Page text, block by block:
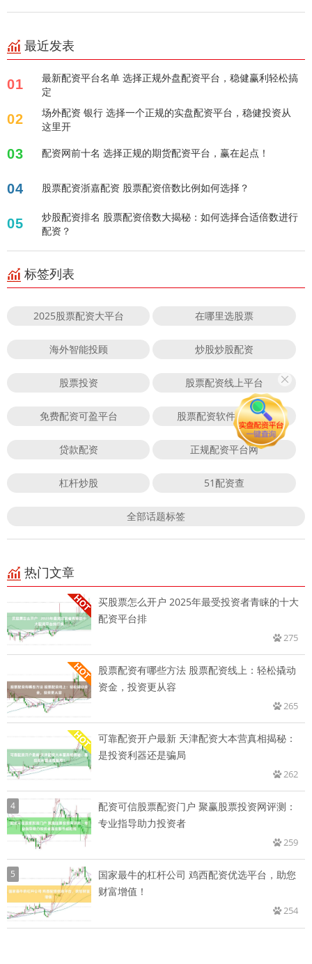
最近发表
01
最新配资平台名单 选择正规外盘配资平台，稳健赢利轻松搞
定
02
场外配资 银行 选择一个正规的实盘配资平台，稳健投资从
这里开
03 配资网前十名 选择正规的期货配资平台，赢在起点！
04 股票配资浙嘉配资 股票配资倍数比例如何选择？
05
炒股配资排名 股票配资倍数大揭秘：如何选择合适倍数进行
配资？
标签列表
2025股票配资大平台 在哪里选股票
海外智能投顾 炒股炒股配资
股票投资 股票配资线上平台
免费配资可盈平台 股票配资软件APP下载
贷款配资 正规配资平台网
杠杆炒股 51配资查
全部话题标签
热门文章
买股票怎么开户 2025年最受投资者青睐的十大
配资平台排
275
股票配资有哪些方法 股票配资线上：轻松撬动
资金，投资更从容
265
可靠配资开户最新 天津配资大本营真相揭秘：
是投资利器还是骗局
262
4
配资可信股票配资门户 聚赢股票投资网评测：
专业指导助力投资者
259
5
国家最牛的杠杆公司 鸡西配资优选平台，助您
财富增值！
254